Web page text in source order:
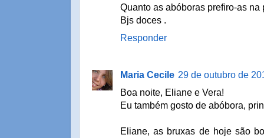
Quanto as abóboras prefiro-as na
Bjs doces .
Responder
Maria Cecile 29 de outubro de
Boa noite, Eliane e Vera!
Eu também gosto de abóbora,
Eliane, as bruxas de hoje são